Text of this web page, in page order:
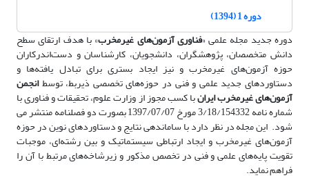
دوره 1 (1394)
دوره جدید مجله علمی «فناوری آزمون‌هایغیرمخرب» با هدف ارتقای سطح
دانش متخصصان، پژوهشگران، دانشجویان، کارشناسان و دست‌اندرکاران
حوزه آزمون‌های غیرمخرب و نیز ایجاد بستری برای تبادل یافته‌ها و
دستاوردهای جدید علمی و فنی در حوزه‌های تخصصی ذیربط، توسطانجمن
آزمون‌هایغیرمخرب ایرانبا کسب مجوز از وزارت علوم، تحقیقات و فناوری با
شماره نامه 3/18/154332 مورخ 1397/07/07 بصورت دو فصلنامه منتشر می
شود. این مجله در نظر دارد با ساماندهی نتایج و دستاوردهای نوین در حوزه
آزمون‌های غیرمخرب و ایجاد ارتباطی سیستماتیک و بین رشته‌ای، موجبات
تقویت پایه‌های علمی و فنی در تخصص مذکور و زیرشاخه‌های مرتبط با آن را
فراهم نماید.